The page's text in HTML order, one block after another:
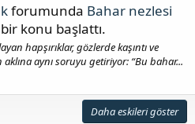
forumunda Bahar nezlesi
bir konu başlattı.
hapşırıklar, gözlerde kaşıntı ve
aynı soruyu getiriyor: “Bu bahar...
Daha eskileri göster